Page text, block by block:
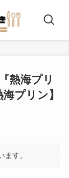
熱海プリ
プリン】
す。